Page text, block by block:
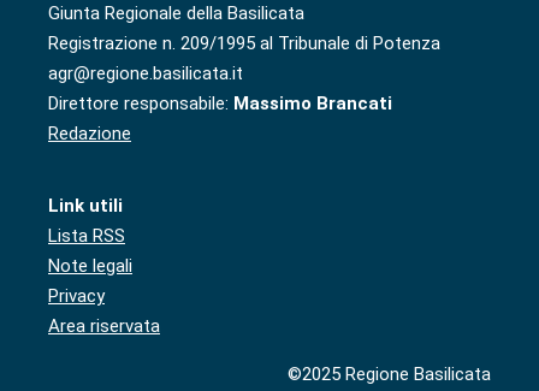
Giunta Regionale della Basilicata
Registrazione n. 209/1995 al Tribunale di Potenza
agr@regione.basilicata.it
Direttore responsabile: Massimo Brancati
Redazione
Link utili
Lista RSS
Note legali
Privacy
Area riservata
©2025 Regione Basilicata